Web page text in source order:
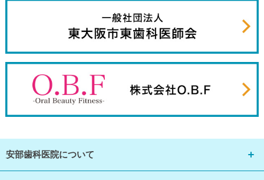
安部歯科医院について